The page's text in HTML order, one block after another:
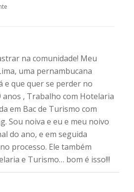
na comunidade! Meu
uma pernambucana
e que quer se perder no
anos , Trabalho com Hotelaria
em Bac de Turismo com
Sou noiva e eu e meu noivo
do ano, e em seguida
processo. Ele também
e Turismo… bom é isso!!!